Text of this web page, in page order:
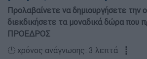
Προλαβαίνετε να δημιουργήσετε την
διεκδικήσετε τα μοναδικά δώρα που
ΠΡΟΕΔΡΟΣ
🕛 χρόνος ανάγνωσης: 3 λεπτά ┋